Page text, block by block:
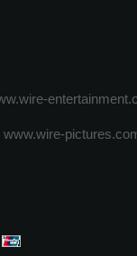
www.wire-